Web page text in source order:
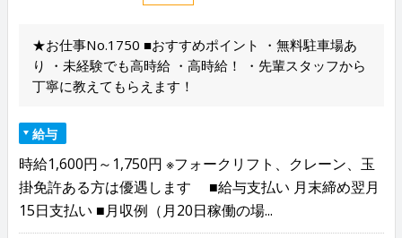
★お仕事No.1750 ■おすすめポイント ・無料駐車場あ
り ・未経験でも高時給 ・高時給！ ・先輩スタッフから
丁寧に教えてもらえます！
給与
時給1,600円～1,750円 ※フォークリフト、クレーン、玉
掛免許ある方は優遇します ■給与支払い 月末締め翌月
15日支払い ■月収例（月20日稼働の場...